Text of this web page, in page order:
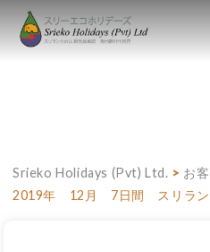
Srieko Holidays (Pvt) Ltd. > お
2019年 12月 7日間 スリラン